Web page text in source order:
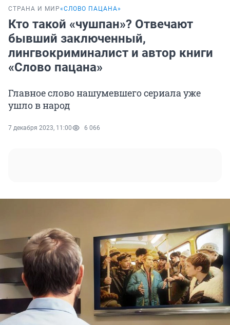
СТРАНА И МИР«СЛОВО ПАЦАНА»
Кто такой «чушпан»? Отвечают
бывший заключенный,
лингвокриминалист и автор книги
«Слово пацана»
Главное слово нашумевшего сериала уже
ушло в народ
7 декабря 2023, 11:00 6 066